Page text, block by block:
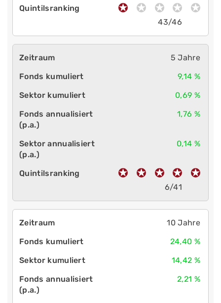
43/46
5 Jahre
9,14 %
0,69 %
1,76 %
0,14 %
6/41
10 Jahre
24,40 %
14,42 %
2,21 %